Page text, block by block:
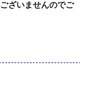
ざいませんのでご